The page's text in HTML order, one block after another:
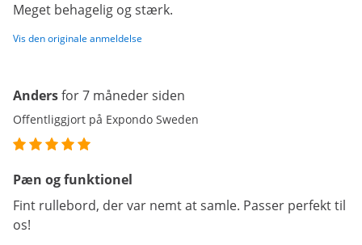
Meget behagelig og stærk.
Vis den originale anmeldelse
Andersfor 7 måneder siden
Offentliggjort på Expondo Sweden
Pæn og funktionel
Fint rullebord, der var nemt at samle. Passer perfekt til
os!